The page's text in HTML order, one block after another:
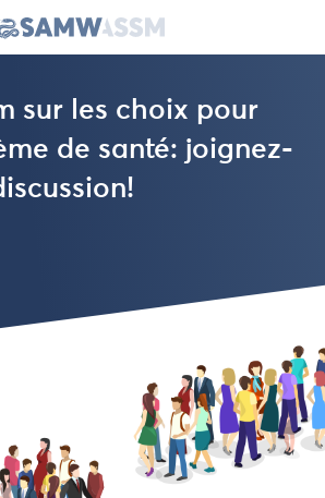
Ac­tua­li­tés
Por­trait
Pro­jets
sur les choix pour
de santé: joignez-​